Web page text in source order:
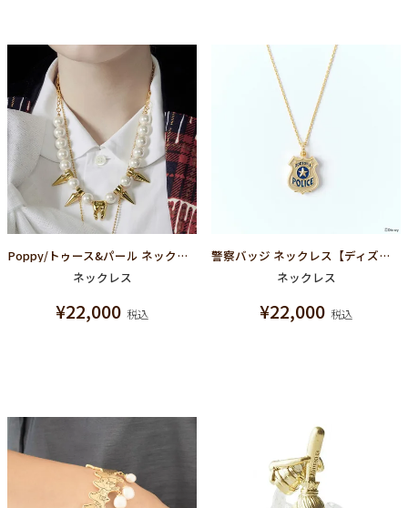
Poppy/トゥース&パール ネックレス
ネックレス
¥22,000 税込
警察バッジ ネックレス【ディズニー アクセサリー】【ズートピア】
ネックレス
¥22,000 税込